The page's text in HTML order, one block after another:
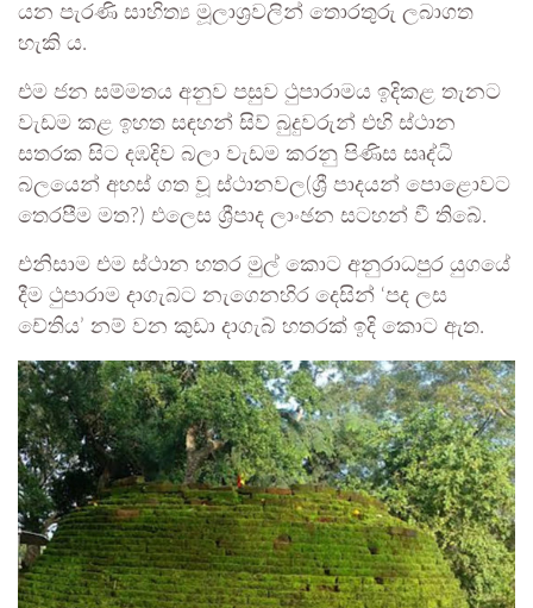
යන පැරණි සාහිත්‍ය මූලාශ්‍රවලින් තොරතුරු ලබාගත
හැකි ය.
එම ජන සම්මතය අනුව පසුව ථුපාරාමය ඉදිකළ තැනට
වැඩම කළ ඉහත සඳහන් සිව් බුදුවරුන් එහි ස්ථාන
සතරක සිට දඹදිව බලා වැඩම කරනු පිණිස සෘද්ධි
බලයෙන් අහස් ගත වූ ස්ථානවල(ශ්‍රී පාදයන් පොළොවට
තෙරපීම මත?) එලෙස ශ්‍රීපාද ලාංඡන සටහන් වී තිබේ.
එනිසාම එම ස්ථාන හතර මුල් කොට අනුරාධපුර යුගයේ
දීම ථුපාරාම දාගැබට නැගෙනහිර දෙසින් ‘පද ලස
චේතිය’ නම් වන කුඩා දාගැබ් හතරක් ඉදි කොට ඇත.